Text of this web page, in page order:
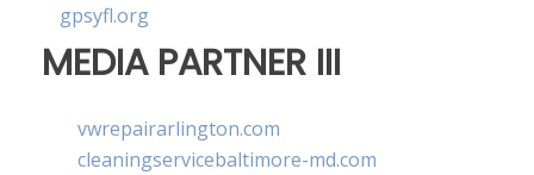
gpsyfl.org
MEDIA PARTNER III
vwrepairarlington.com
cleaningservicebaltimore-md.com